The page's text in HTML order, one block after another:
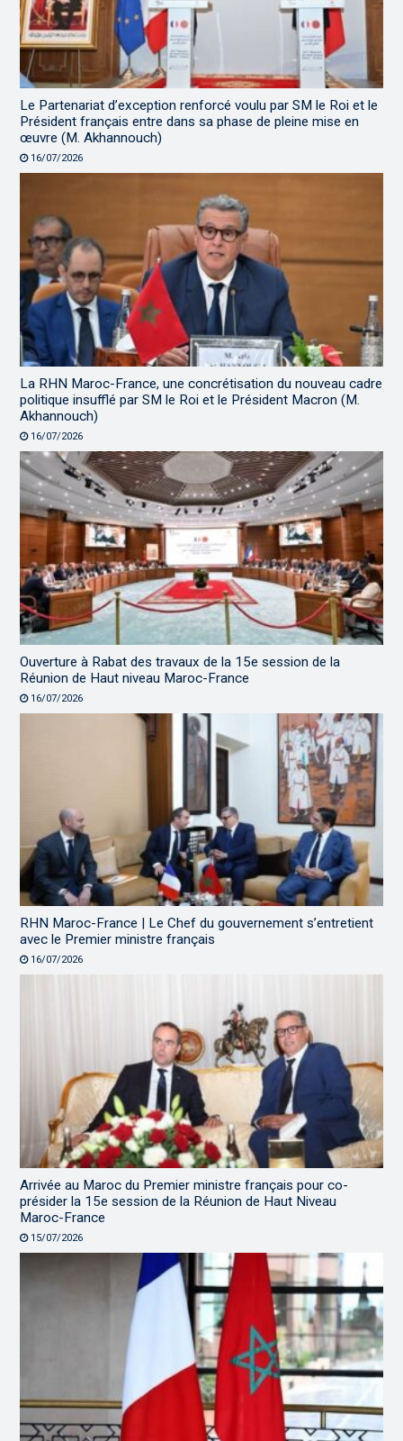
Le Partenariat d’exception renforcé voulu par SM le Roi et le
Président français entre dans sa phase de pleine mise en
œuvre (M. Akhannouch)
16/07/2026
La RHN Maroc-France, une concrétisation du nouveau cadre
politique insufflé par SM le Roi et le Président Macron (M.
Akhannouch)
16/07/2026
Ouverture à Rabat des travaux de la 15e session de la
Réunion de Haut niveau Maroc-France
16/07/2026
RHN Maroc-France | Le Chef du gouvernement s’entretient
avec le Premier ministre français
16/07/2026
Arrivée au Maroc du Premier ministre français pour co-
présider la 15e session de la Réunion de Haut Niveau
Maroc-France
15/07/2026